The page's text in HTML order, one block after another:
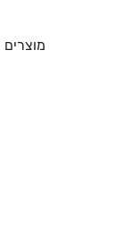
מוצרים